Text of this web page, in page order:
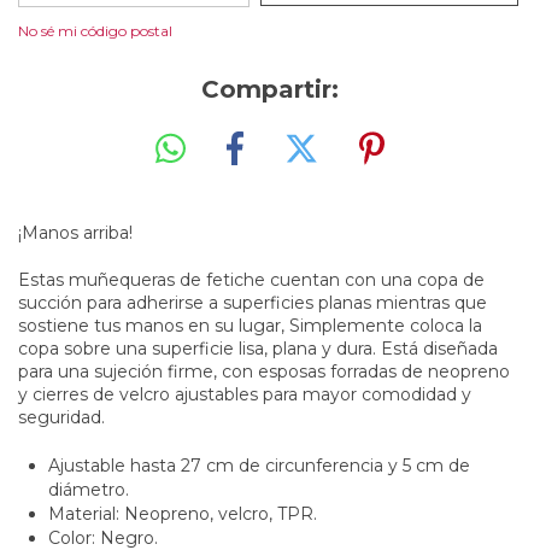
No sé mi código postal
Compartir:
¡Manos arriba!
Estas muñequeras de fetiche cuentan con una copa de
succión para adherirse a superficies planas mientras que
sostiene tus manos en su lugar, Simplemente coloca la
copa sobre una superficie lisa, plana y dura. Está diseñada
para una sujeción firme, con esposas forradas de neopreno
y cierres de velcro ajustables para mayor comodidad y
seguridad.
Ajustable hasta 27 cm de circunferencia y 5 cm de
diámetro.
Material: Neopreno, velcro, TPR.
Color: Negro.